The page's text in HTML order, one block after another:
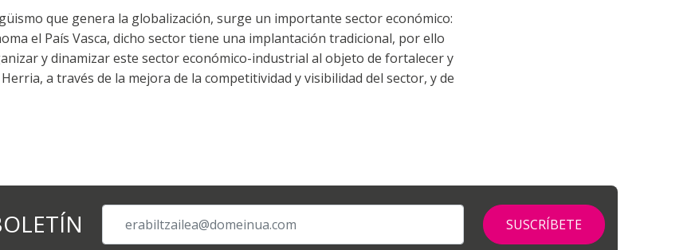
que genera la globalización, surge un importante sector económico:
el País Vasca, dicho sector tiene una implantación tradicional, por ello
y dinamizar este sector económico-industrial al objeto de fortalecer y
a través de la mejora de la competitividad y visibilidad del sector, y de